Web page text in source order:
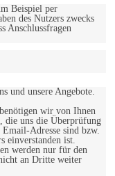
Beispiel per
des Nutzers zwecks
Anschlussfragen
und unsere Angebote.
wir von Ihnen
die uns die Überprüfung
Email-Adresse sind bzw.
einverstanden ist.
werden nur für den
an Dritte weiter